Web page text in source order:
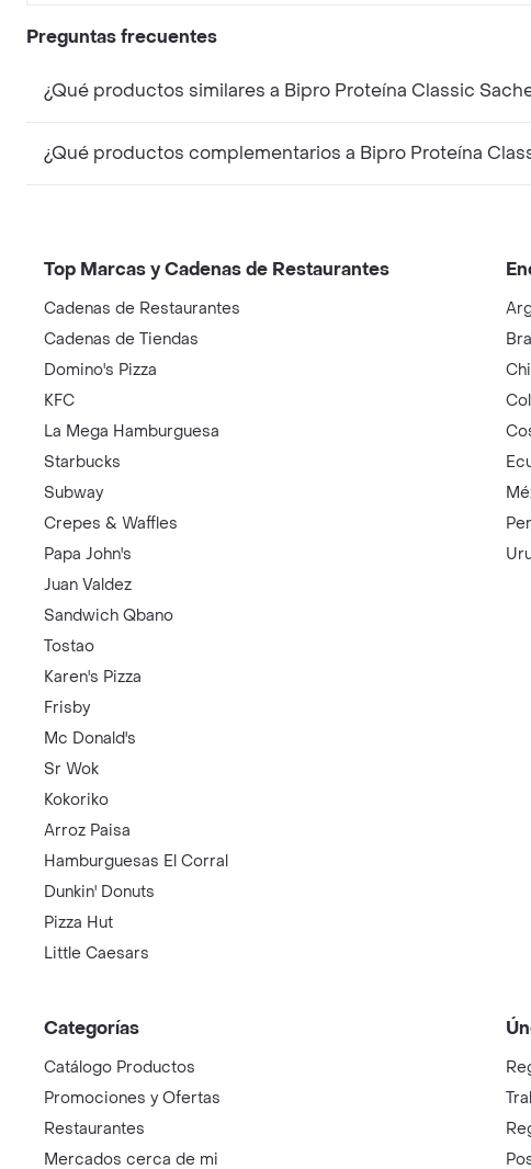
Preguntas frecuentes
¿Qué productos similares a Bipro Proteína Classic
¿Qué productos complementarios a Bipro Proteína
Top Marcas y Cadenas de Restaurantes
Cadenas de Restaurantes
Cadenas de Tiendas
Domino's Pizza
KFC
La Mega Hamburguesa
Starbucks
Subway
Crepes & Waffles
Papa John's
Juan Valdez
Sandwich Qbano
Tostao
Karen's Pizza
Frisby
Mc Donald's
Sr Wok
Kokoriko
Arroz Paisa
Hamburguesas El Corral
Dunkin' Donuts
Pizza Hut
Little Caesars
Categorías
Catálogo Productos
Promociones y Ofertas
Restaurantes
Mercados cerca de mi